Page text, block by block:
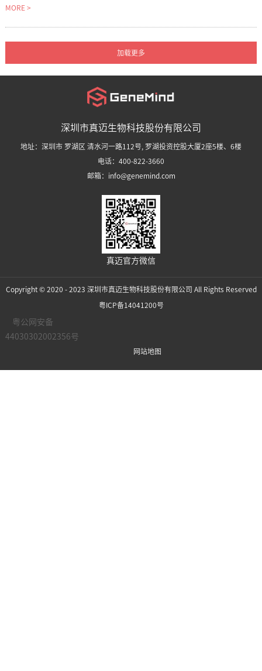
MORE >
深圳市真迈生物科技股份有限公司
地址：深圳市 罗湖区 清水河一路112号, 罗湖投资控股大厦2座5楼、6楼
电话：400-822-3660
邮箱：info@genemind.com
真迈官方微信
Copyright © 2020 - 2023 深圳市真迈生物科技股份有限公司 All Rights Reserved
粤ICP备14041200号
粤公网安备
44030302002356号
网站地图